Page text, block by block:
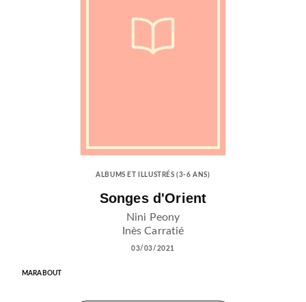
ALBUMS ET ILLUSTRÉS (3-6 ANS)
Songes d'Orient
Nini Peony
Inès Carratié
03/03/2021
MARABOUT